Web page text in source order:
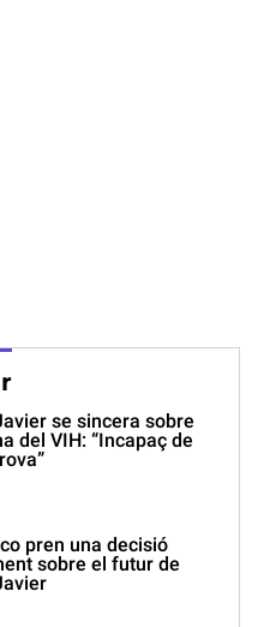
se sincera sobre
del VIH: “Incapaç de
pren una decisió
sobre el futur de